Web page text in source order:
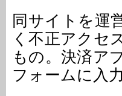
同サイトを運
く不正アクセ
もの。決済ア
フォームに入